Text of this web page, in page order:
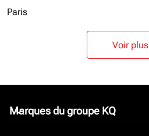
Paris
Voir plus
Marques du groupe KQ
keyboard_arrow_down